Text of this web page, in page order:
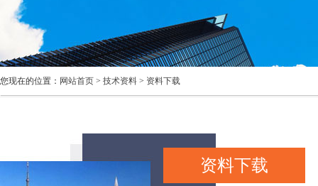
您现在的位置： 网站首页 > 技术资料 > 资料下载
资料下载